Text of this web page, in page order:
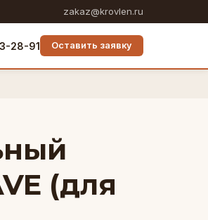
zakaz@krovlen.ru
28-91 Оставить заявку
(для